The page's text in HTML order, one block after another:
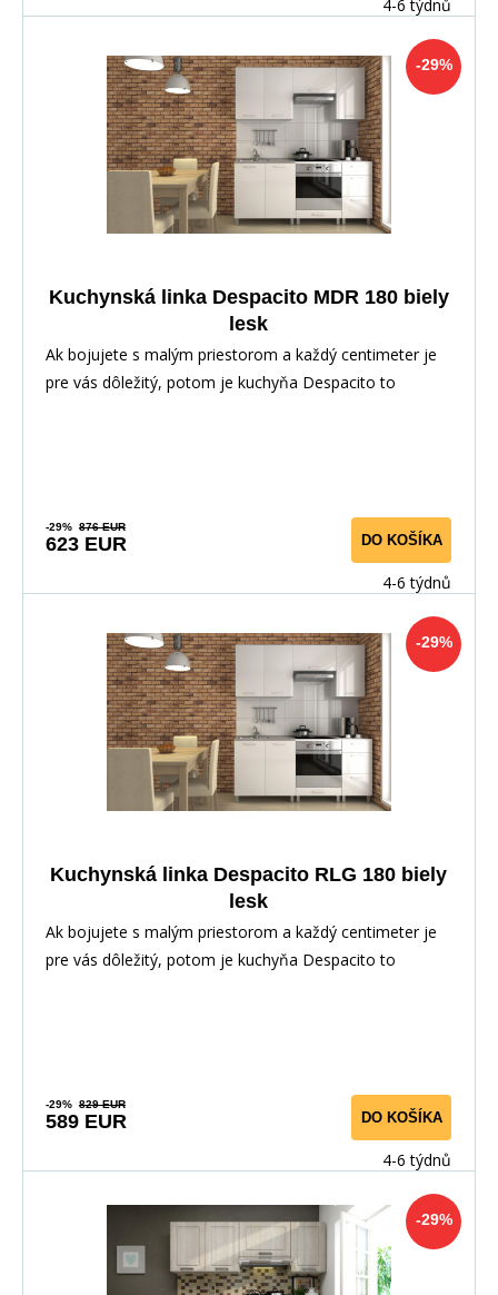
4-6 týdnů
-29%
Kuchynská linka Despacito MDR 180 biely
lesk
Ak bojujete s malým priestorom a každý centimeter je
pre vás dôležitý, potom je kuchyňa Despacito to
-29% 876 EUR
623 EUR DO KOŠÍKA
4-6 týdnů
-29%
Kuchynská linka Despacito RLG 180 biely
lesk
Ak bojujete s malým priestorom a každý centimeter je
pre vás dôležitý, potom je kuchyňa Despacito to
-29% 829 EUR
589 EUR DO KOŠÍKA
4-6 týdnů
-29%